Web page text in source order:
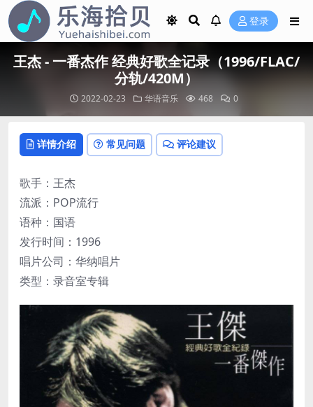
登录
王杰 - 一番杰作 经典好歌全记录（1996/FLAC/
分轨/420M）
2022-02-23 华语音乐 468 0
详情介绍 常见问题 评论建议
歌手：王杰
流派：POP流行
语种：国语
发行时间：1996
唱片公司：华纳唱片
类型：录音室专辑